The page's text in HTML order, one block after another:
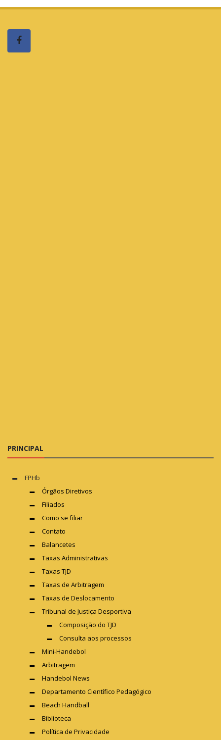
PRINCIPAL
FPHb
Órgãos Diretivos
Filiados
Como se filiar
Contato
Balancetes
Taxas Administrativas
Taxas TJD
Taxas de Arbitragem
Taxas de Deslocamento
Tribunal de Justiça Desportiva
Composição do TJD
Consulta aos processos
Mini-Handebol
Arbitragem
Handebol News
Departamento Científico Pedagógico
Beach Handball
Biblioteca
Política de Privacidade